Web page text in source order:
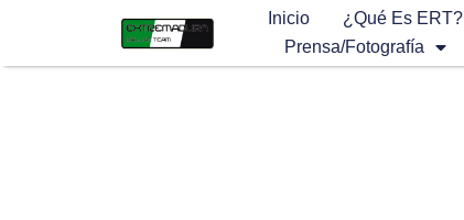
Inicio ¿Qué Es ERT?
Prensa/Fotografía